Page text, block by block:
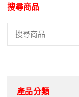
搜尋商品
產品分類